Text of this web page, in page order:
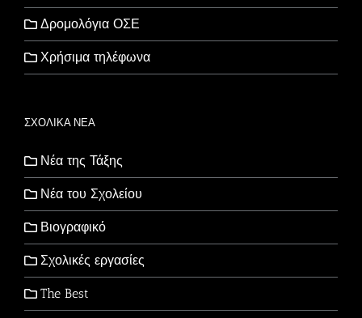
Δρομολόγια ΟΣΕ
Χρήσιμα τηλέφωνα
ΣΧΟΛΙΚΑ ΝΕΑ
Νέα της Τάξης
Νέα του Σχολείου
Βιογραφικό
Σχολικές εργασίες
The Best